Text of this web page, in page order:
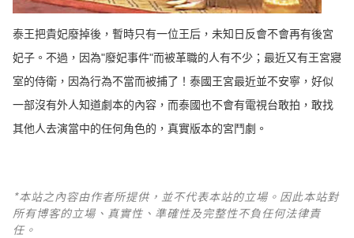
泰王把貴妃廢掉後，暫時只有一位王后，未知日反會不會再有後宮
妃子。不過，因為"廢妃事件"而被革職的人有不少；最近又有王宮寢
室的侍衛，因為行為不當而被捕了！泰國王宮最近並不安寧，好似
一部沒有外人知道劇本的內容，而泰國也不會有電視台敢拍，敢找
其他人去演當中的任何角色的，真實版本的宮鬥劇。
*本站之內容由作者所提供，並不代表本站的立場。因此本站對
所有博客的立場、真實性、準確性及完整性不負任何法律責
任。